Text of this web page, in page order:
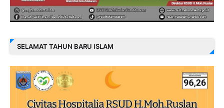
SELAMAT TAHUN BARU ISLAM